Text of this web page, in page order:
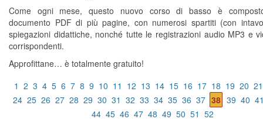
Come ogni mese, questo nuovo corso di basso è
documento PDF di più pagine, con numerosi spartiti (con
spiegazioni didattiche, nonché tutte le registrazioni audio MP3 e
corrispondenti.
Approfittane… è totalmente gratuito!
1 2 3 4 5 6 7 8 9 10 11 12 13 14 15 16 17 18 19 20 21
24 25 26 27 28 29 30 31 32 33 34 35 36 37 38 39 40
44 45 46 47 48 49 50 51 52